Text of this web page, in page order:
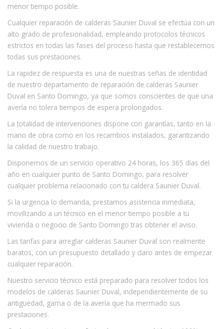
menor tiempo posible.
Cualquier reparación de calderas Saunier Duval se efectúa con un
alto grado de profesionalidad, empleando protocolos técnicos
estrictos en todas las fases del proceso hasta que restablecemos
todas sus prestaciones.
La rapidez de respuesta es una de nuestras señas de identidad
de nuestro departamento de reparación de calderas Saunier
Duval en Santo Domingo, ya que somos conscientes de que una
avería no tolera tiempos de espera prolongados.
La totalidad de intervenciones dispone con garantías, tanto en la
mano de obra como en los recambios instalados, garantizando
la calidad de nuestro trabajo.
Disponemos de un servicio operativo 24 horas, los 365 días del
año en cualquier punto de Santo Domingo, para resolver
cualquier problema relacionado con tu caldera Saunier Duval.
Si la urgencia lo demanda, prestamos asistencia inmediata,
movilizando a un técnico en el menor tiempo posible a tu
vivienda o negocio de Santo Domingo tras obtener el aviso.
Las tarifas para arreglar calderas Saunier Duval son realmente
baratos, con un presupuesto detallado y claro antes de empezar
cualquier reparación.
Nuestro servicio técnico está preparado para resolver todos los
modelos de calderas Saunier Duval, independientemente de su
antigüedad, gama o de la avería que ha mermado sus
prestaciones.